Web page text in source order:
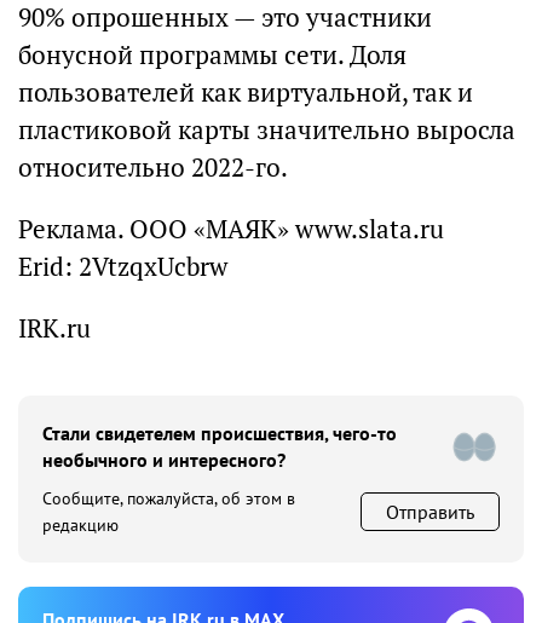
90% опрошенных — это участники
бонусной программы сети. Доля
пользователей как виртуальной, так и
пластиковой карты значительно выросла
относительно 2022-го.
Реклама. ООО «МАЯК» www.slata.ru
Erid: 2VtzqxUcbrw
IRK.ru
Стали свидетелем происшествия, чего-то
необычного и интересного?
Сообщите, пожалуйста, об этом в
редакцию
Отправить